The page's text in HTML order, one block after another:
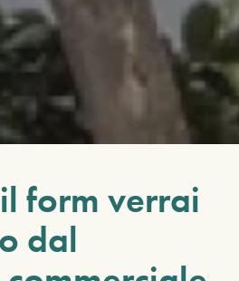
form verrai
dal